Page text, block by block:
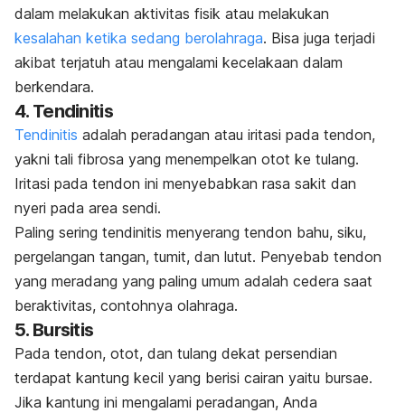
dalam melakukan aktivitas fisik atau melakukan
kesalahan ketika sedang berolahraga. Bisa juga terjadi
akibat terjatuh atau mengalami kecelakaan dalam
berkendara.
4. Tendinitis
Tendinitis adalah peradangan atau iritasi pada tendon,
yakni tali fibrosa yang menempelkan otot ke tulang.
Iritasi pada tendon ini menyebabkan rasa sakit dan
nyeri pada area sendi.
Paling sering tendinitis menyerang tendon bahu, siku,
pergelangan tangan, tumit, dan lutut. Penyebab tendon
yang meradang yang paling umum adalah cedera saat
beraktivitas, contohnya olahraga.
5. Bursitis
Pada tendon, otot, dan tulang dekat persendian
terdapat kantung kecil yang berisi cairan yaitu bursae.
Jika kantung ini mengalami peradangan, Anda